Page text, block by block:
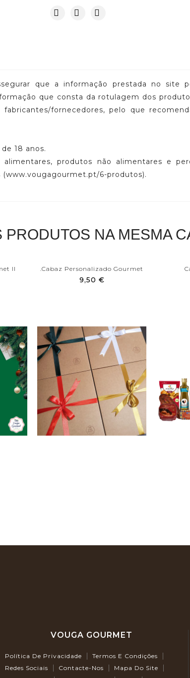
que a informação prestada no site
que consta da rotulagem dos
fornecedores, pelo que
18 anos.
alimentares, produtos não alimentares e
(www.vougagourmet.pt/6-produtos).
PRODUTOS NA MESMA
II .Cabaz Personalizado Gourmet
9,50 €
VOUGA GOURMET
Política De Privacidade
Termos E Condições
Redes Sociais
Contacte-Nos
Mapa Do Site